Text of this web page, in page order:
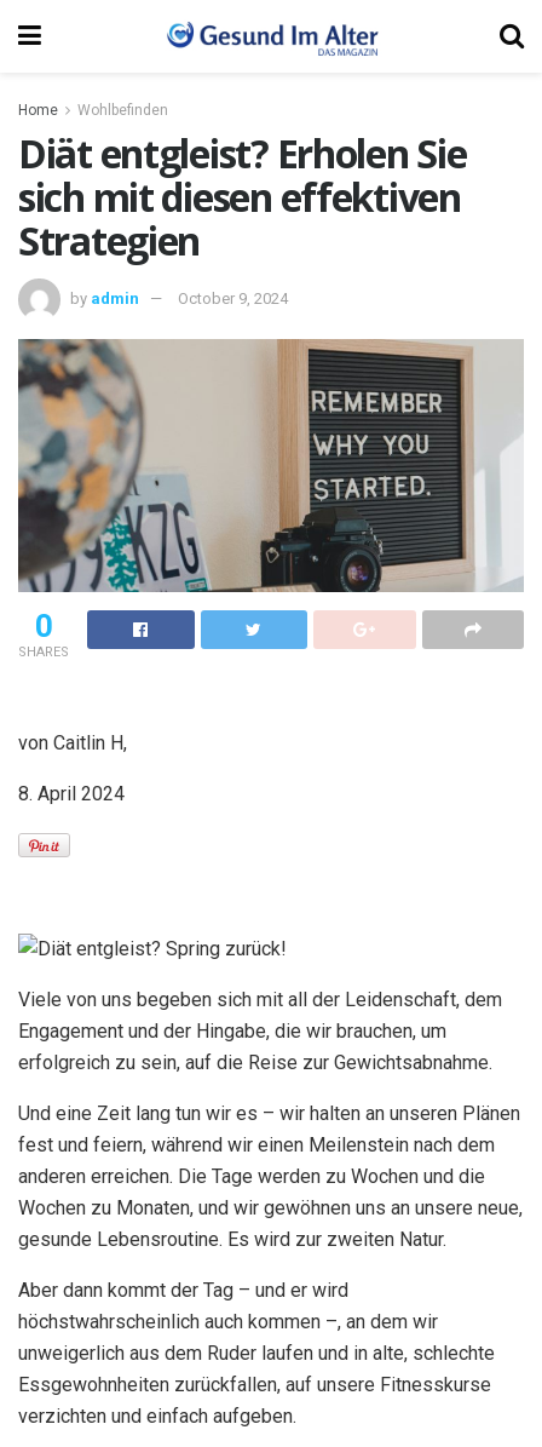
Home Wohlbefinden
Diät entgleist? Erholen Sie
sich mit diesen effektiven
Strategien
by admin October 9, 2024
0
SHARES
von Caitlin H,
8. April 2024
Viele von uns begeben sich mit all der Leidenschaft, dem
Engagement und der Hingabe, die wir brauchen, um
erfolgreich zu sein, auf die Reise zur Gewichtsabnahme.
Und eine Zeit lang tun wir es – wir halten an unseren Plänen
fest und feiern, während wir einen Meilenstein nach dem
anderen erreichen. Die Tage werden zu Wochen und die
Wochen zu Monaten, und wir gewöhnen uns an unsere neue,
gesunde Lebensroutine. Es wird zur zweiten Natur.
Aber dann kommt der Tag – und er wird
höchstwahrscheinlich auch kommen –, an dem wir
unweigerlich aus dem Ruder laufen und in alte, schlechte
Essgewohnheiten zurückfallen, auf unsere Fitnesskurse
verzichten und einfach aufgeben.